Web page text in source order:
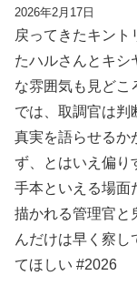
2026年2月17日
戻ってきたキント
たハルさんとキシ
な雰囲気も見どこ
では、取調官は判
真実を語らせるか
ず、とはいえ偏り
手本といえる場面
描かれる管理官と
んだけは早く察し
てほしい #2026